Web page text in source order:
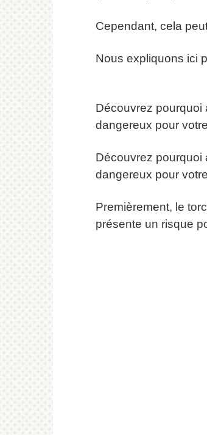
Cependant, cela
Nous expliquons ici
Découvrez pourquoi
dangereux pour
Découvrez pourquoi
dangereux pour
Premièrement, le
présente un risque